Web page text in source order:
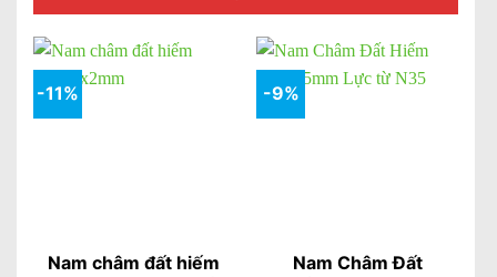
-11%
Nam châm đất hiếm
-9%
Nam Châm Đất